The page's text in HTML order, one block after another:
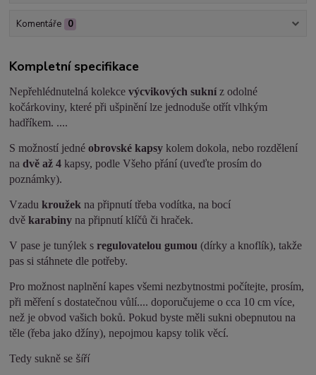
Komentáře 0
Kompletní specifikace
Nepřehlédnutelná kolekcevýcvikových sukníz odolné
kočárkoviny, které při ušpinění lze jednoduše otřít vlhkým
hadříkem. ....
S možností jednéobrovské kapsy kolem dokola, nebo rozdělení
nadvě až 4 kapsy, podle Všeho přání (uveďte prosím do
poznámky).
Vzadukroužek na připnutí třeba vodítka, na bocí
dvěkarabiny na připnutí klíčů či hraček.
V pase je tunýlek sregulovatelou gumou (dírky a knoflík), takže
pas si stáhnete dle potřeby.
Pro možnost naplnění kapes všemi nezbytnostmi počítejte, prosím,
při měření s dostatečnou vůlí.... doporučujeme o cca 10 cm více,
než je obvod vašich boků. Pokud byste měli sukni obepnutou na
těle (řeba jako džíny), nepojmou kapsy tolik věcí.
Tedy sukně se šíří